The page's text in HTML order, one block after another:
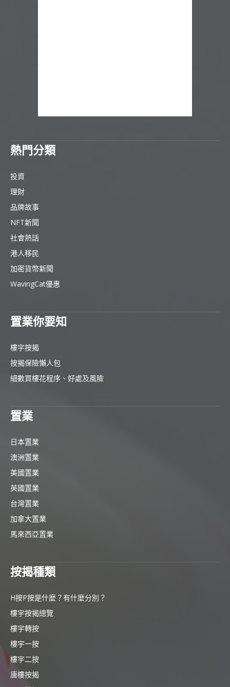
熱門分類
投資
理財
品牌故事
NFT新聞
社會熱話
港人移民
加密貨幣新聞
WavingCat優惠
置業你要知
樓宇按揭
按揭保險懶人包
細數買樓花程序、好處及風險
置業
日本置業
澳洲置業
美國置業
英國置業
台灣置業
加拿大置業
馬來西亞置業
按揭種類
H按P按是什麼？有什麼分別？
樓宇按揭總覽
樓宇轉按
樓宇一按
樓宇二按
唐樓按揭